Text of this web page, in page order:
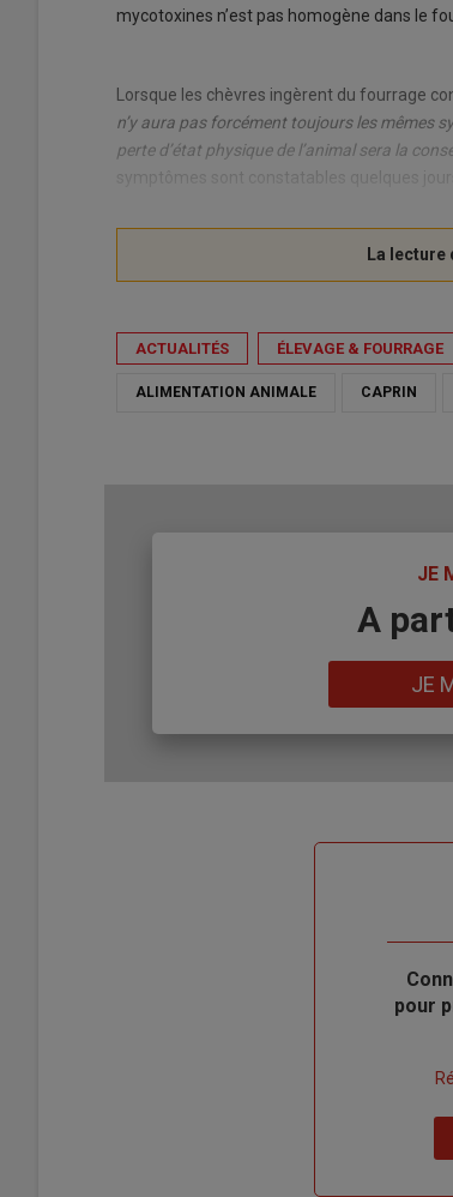
mycotoxines n’est pas homogène dans le
Lorsque les chèvres ingèrent du fourrage
n’y aura pas forcément toujours les mêmes
perte d’état physique de l’animal sera la
symptômes sont constatables quelques
ACTUALITÉS ÉLEVAGE & FOURRAGE
ALIMENTATION ANIMALE CAPRIN
JE
A
JE
Body
pour
compte"